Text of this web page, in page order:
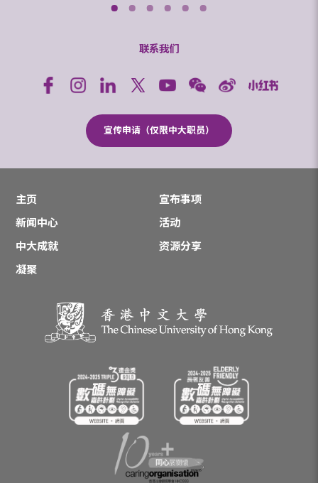
联系我们
宣传申请（仅限中大职员）
主页
宣布事项
新闻中心
活动
中大成就
资源分享
凝聚